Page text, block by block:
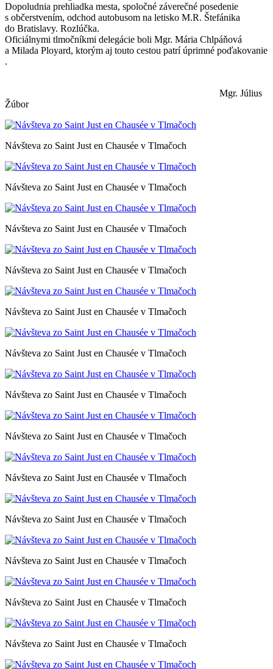
Dopoludnia prehliadka mesta, spoločné záverečné posedenie
s občerstvením, odchod autobusom na letisko M.R. Štefánika
do Bratislavy. Rozlúčka.
Oficiálnymi tlmočníkmi delegácie boli Mgr. Mária Chlpáňová
a Milada Ployard, ktorým aj touto cestou patrí úprimné poďakovanie
.
Mgr. Július
Žúbor
Návšteva zo Saint Just en Chausée v Tlmačoch
Návšteva zo Saint Just en Chausée v Tlmačoch
Návšteva zo Saint Just en Chausée v Tlmačoch
Návšteva zo Saint Just en Chausée v Tlmačoch
Návšteva zo Saint Just en Chausée v Tlmačoch
Návšteva zo Saint Just en Chausée v Tlmačoch
Návšteva zo Saint Just en Chausée v Tlmačoch
Návšteva zo Saint Just en Chausée v Tlmačoch
Návšteva zo Saint Just en Chausée v Tlmačoch
Návšteva zo Saint Just en Chausée v Tlmačoch
Návšteva zo Saint Just en Chausée v Tlmačoch
Návšteva zo Saint Just en Chausée v Tlmačoch
Návšteva zo Saint Just en Chausée v Tlmačoch